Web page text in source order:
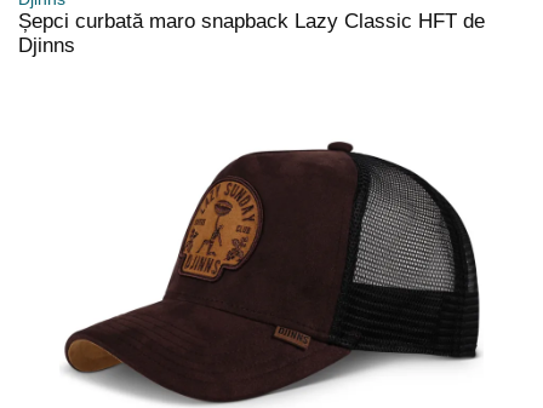
Șepci curbată maro snapback Lazy Classic HFT de
Djinns